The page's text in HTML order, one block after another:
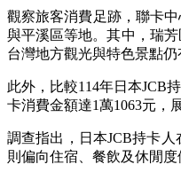
觀察旅客消費足跡，聯卡
與平溪區等地。其中，瑞
台灣地方觀光與特色景點仍
此外，比較114年日本JCB
卡消費金額達1萬1063元，
調查指出，日本JCB持卡
則偏向住宿、餐飲及休閒度